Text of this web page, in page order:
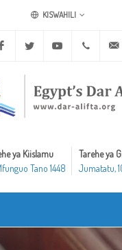
KISWAHILI
Facebook Twitter Youtube +20
ya Kiislamu
Tano 1448
Tarehe ya
Jumatatu,